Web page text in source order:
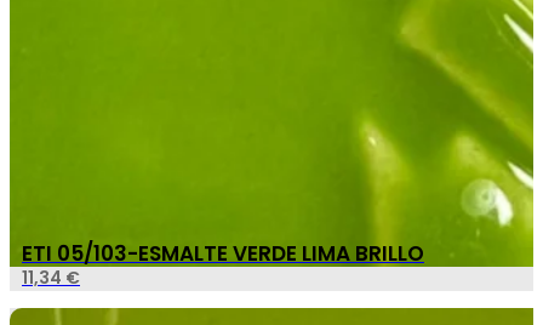
ETI 05/103-ESMALTE VERDE LIMA BRILLO
11,34 €